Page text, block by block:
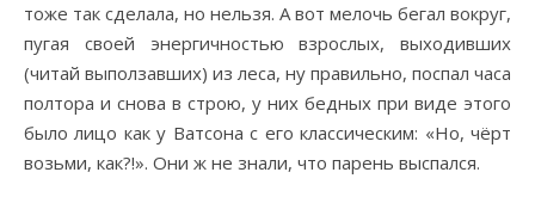
тоже так сделала, но нельзя. А вот мелочь бегал вокруг,
пугая своей энергичностью взрослых, выходивших
(читай выползавших) из леса, ну правильно, поспал часа
полтора и снова в строю, у них бедных при виде этого
было лицо как у Ватсона с его классическим: «Но, чёрт
возьми, как?!». Они ж не знали, что парень выспался.